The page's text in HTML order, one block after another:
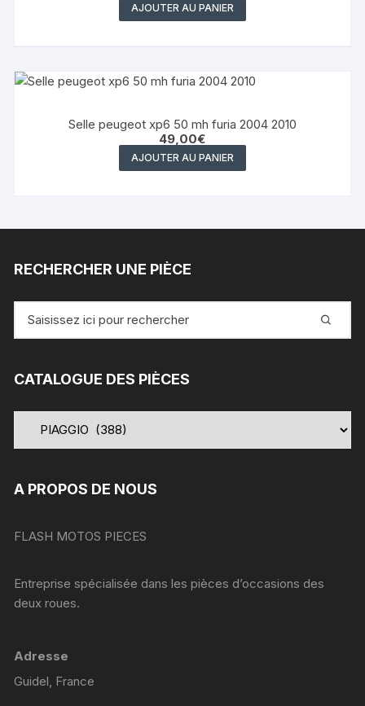
AJOUTER AU PANIER
Selle peugeot xp6 50 mh furia 2004 2010
49,00€
AJOUTER AU PANIER
RECHERCHER UNE PIÈCE
pour
CATALOGUE DES PIÈCES
A PROPOS DE NOUS
FLASH MOTOS PIECES
Entreprise spécialisée dans les pièces d’occasions des
deux roues.
Adresse
Guidel, France